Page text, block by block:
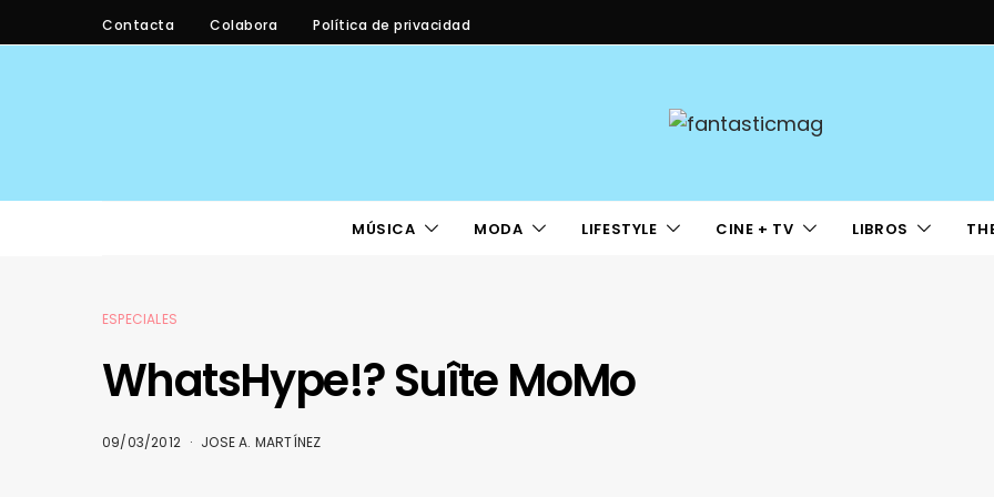
Contacta Colabora Política de privacidad
MÚSICA MODA LIFESTYLE CINE + TV LIBROS
ESPECIALES
WhatsHype!? Suîte MoMo
09/03/2012 JOSE A. MARTÍNEZ